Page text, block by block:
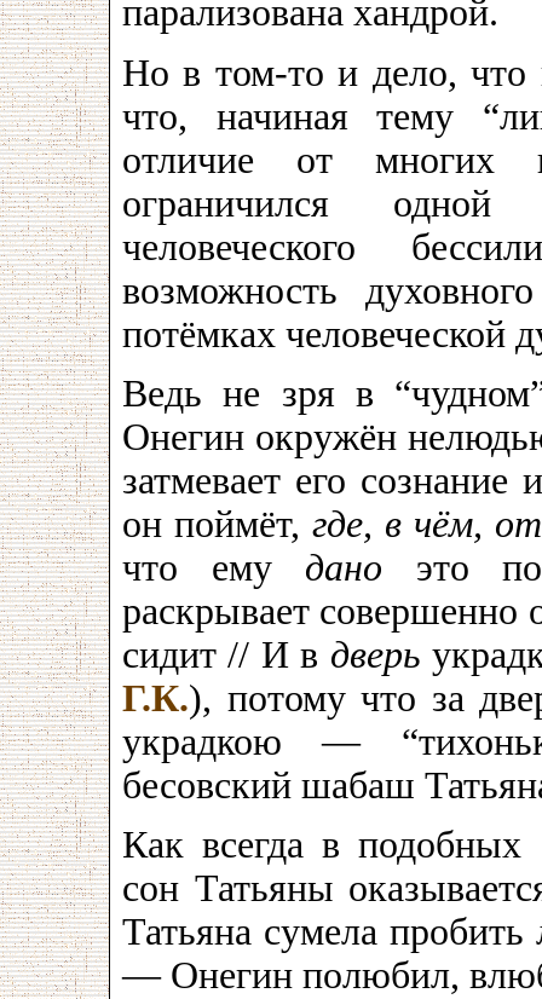
парализована хандрой.
Но в том-то и дело, что
что, начиная тему
отличие от многих
ограничился одной
человеческого
возможность
потёмках человеческой
Ведь не зря в
Онегин окружён
затмевает его сознание
он поймёт, где, в чём,
что ему дано это
раскрывает совершенно
сидит // И в дверь
Г.К.), потому что за
украдкою —
бесовский шабаш
Как всегда в
сон Татьяны
Татьяна сумела
— Онегин полюбил,